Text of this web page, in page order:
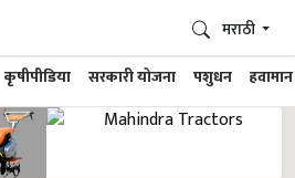
कृषीपीडिया सरकारी योजना पशुधन हवामान
मराठी